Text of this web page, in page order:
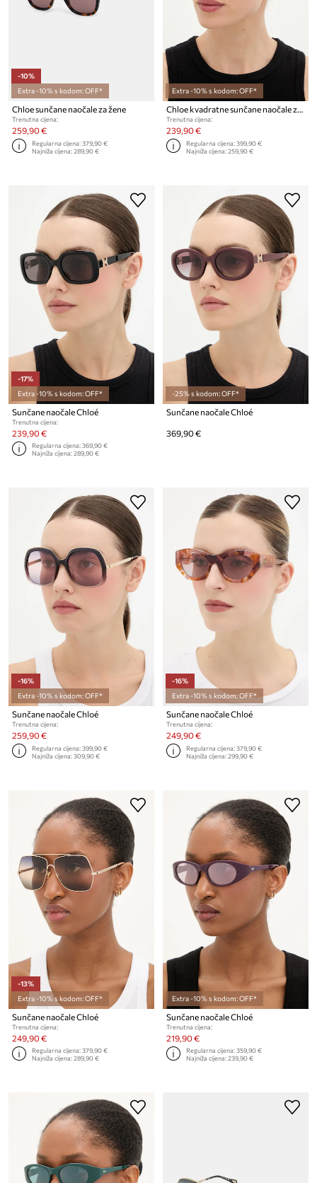
-10%
Extra -10% s kodom: OFF*
Chloe sunčane naočale za žene
Trenutna cijena:
259,90 €
Regularna cijena:379,90 €
Najniža cijena:289,90 €
Extra -10% s kodom: OFF*
Chloe kvadratne sunčane naočale za žene
Trenutna cijena:
239,90 €
Regularna cijena:399,90 €
Najniža cijena:259,90 €
-17%
Extra -10% s kodom: OFF*
Sunčane naočale Chloé
Trenutna cijena:
239,90 €
Regularna cijena:369,90 €
Najniža cijena:289,90 €
-25% s kodom: OFF*
Sunčane naočale Chloé
369,90 €
-16%
Extra -10% s kodom: OFF*
Sunčane naočale Chloé
Trenutna cijena:
259,90 €
Regularna cijena:399,90 €
Najniža cijena:309,90 €
-16%
Extra -10% s kodom: OFF*
Sunčane naočale Chloé
Trenutna cijena:
249,90 €
Regularna cijena:379,90 €
Najniža cijena:299,90 €
-13%
Extra -10% s kodom: OFF*
Sunčane naočale Chloé
Trenutna cijena:
249,90 €
Regularna cijena:379,90 €
Najniža cijena:289,90 €
Extra -10% s kodom: OFF*
Sunčane naočale Chloé
Trenutna cijena:
219,90 €
Regularna cijena:359,90 €
Najniža cijena:239,90 €